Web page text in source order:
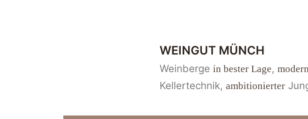
WEINGUT MÜNCH
Weinberge in bester Lage,
Kellertechnik, ambitionierter